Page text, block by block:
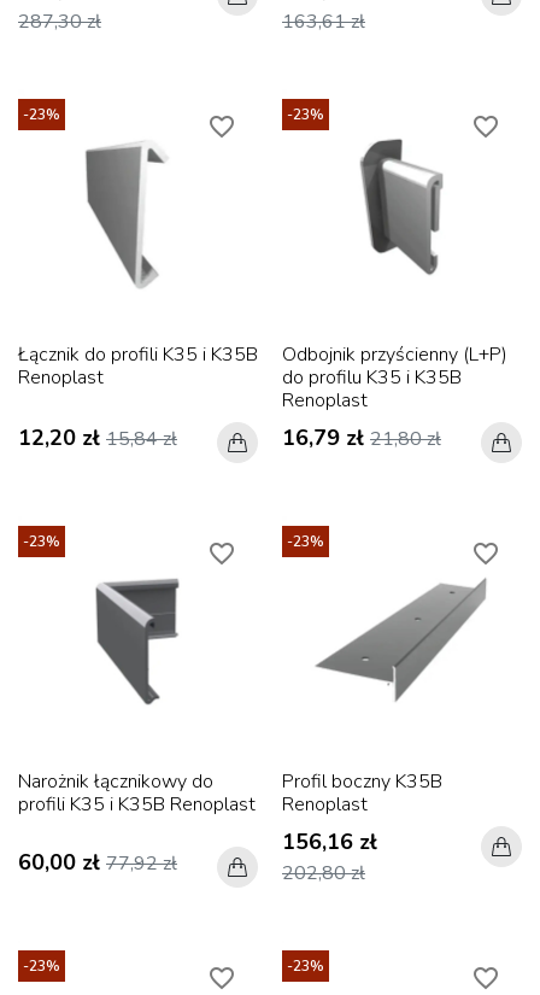
287,30 zł 163,61 zł
-23% favorite_border
Łącznik do profili K35 i K35B
Renoplast
12,20 zł 15,84 zł
-23% favorite_border
Odbojnik przyścienny (L+P)
do profilu K35 i K35B
Renoplast
16,79 zł 21,80 zł
-23% favorite_border
Narożnik łącznikowy do
profili K35 i K35B Renoplast
60,00 zł 77,92 zł
-23% favorite_border
Profil boczny K35B
Renoplast
156,16 zł
202,80 zł
-23% favorite_border -23% favorite_border